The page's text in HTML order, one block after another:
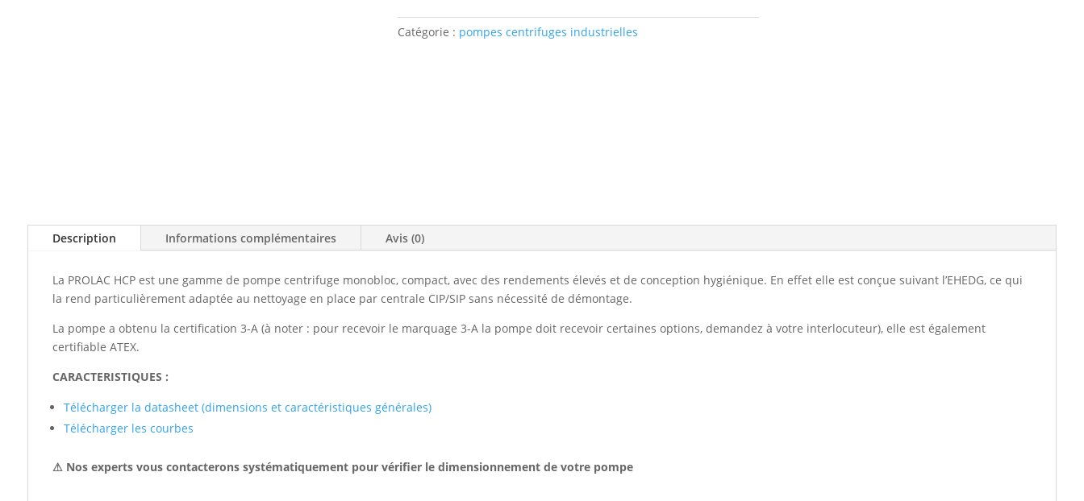
Catégorie : pompes centrifuges industrielles
Description Informations complémentaires Avis (0)
La PROLAC HCP est une gamme de pompe centrifuge monobloc, compact, avec des rendements élevés et de conception hygiénique. En effet elle est conçue suivant l’EHEDG, ce qui
la rend particulièrement adaptée au nettoyage en place par centrale CIP/SIP sans nécessité de démontage.
La pompe a obtenu la certification 3-A (à noter : pour recevoir le marquage 3-A la pompe doit recevoir certaines options, demandez à votre interlocuteur), elle est également
certifiable ATEX.
CARACTERISTIQUES :
Télécharger la datasheet (dimensions et caractéristiques générales)
Télécharger les courbes
⚠ Nos experts vous contacterons systématiquement pour vérifier le dimensionnement de votre pompe